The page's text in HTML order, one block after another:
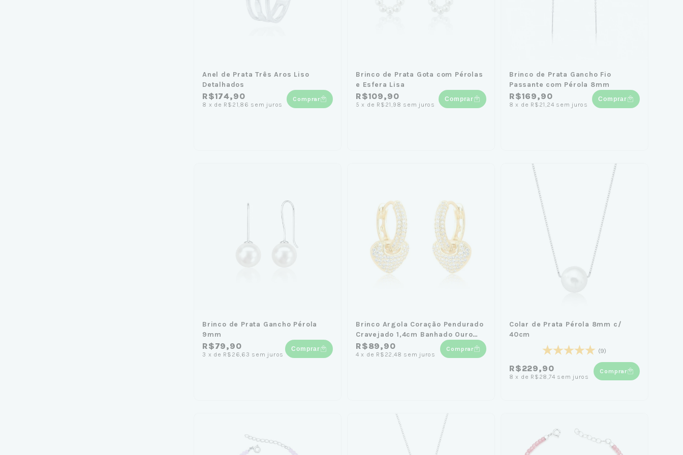
Anel de Prata Três Aros Liso
Detalhados
R$174,90
8 x de R$21,86 sem juros
Comprar
Brinco de Prata Gota com Pérolas
e Esfera Lisa
R$109,90
5 x de R$21,98 sem juros
Comprar
Brinco de Prata Gancho Fio
Passante com Pérola 8mm
R$169,90
8 x de R$21,24 sem juros
Comprar
Brinco de Prata Gancho Pérola
9mm
R$79,90
3 x de R$26,63 sem juros
Comprar
Brinco Argola Coração Pendurado
Cravejado 1,4cm Banhado Ouro
18K
R$89,90
4 x de R$22,48 sem juros
Comprar
Colar de Prata Pérola 8mm c/
40cm
(9)
R$229,90
8 x de R$28,74 sem juros
Comprar